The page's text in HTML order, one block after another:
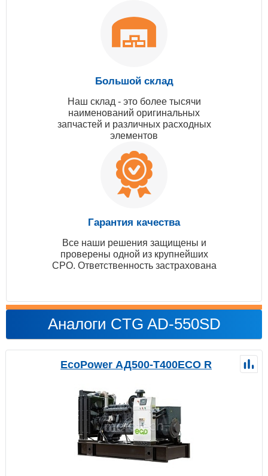
Большой склад
Наш склад - это более тысячи
наименований оригинальных
запчастей и различных расходных
элементов
Гарантия качества
Все наши решения защищены и
проверены одной из крупнейших
СРО. Ответственность застрахована
Аналоги CTG AD-550SD
EcoPower АД500-T400ECO R